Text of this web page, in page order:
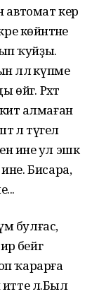
автомат кер
көйәнтәне
ҡуйҙы.
әллә күпме
Рәхәт
алмаған
лә түгел
ине ул эшкә
ине. Бисара,
булғас,
әбейгә
ҡарарға
лә.Был